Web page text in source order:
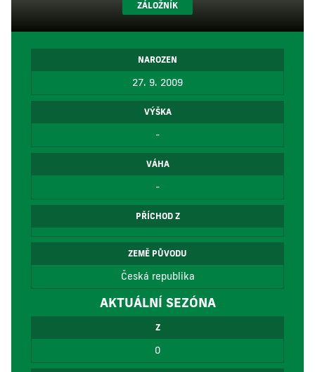
ZÁLOŽNÍK
NAROZEN
27. 9. 2009
VÝŠKA
-
VÁHA
-
PŘÍCHOD Z
ZEMĚ PŮVODU
Česká republika
AKTUÁLNÍ SEZÓNA
Z
0